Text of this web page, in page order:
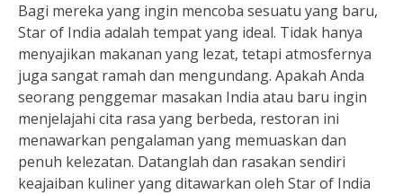
Bagi mereka yang ingin mencoba sesuatu yang baru,
Star of India adalah tempat yang ideal. Tidak hanya
menyajikan makanan yang lezat, tetapi atmosfernya
juga sangat ramah dan mengundang. Apakah Anda
seorang penggemar masakan India atau baru ingin
menjelajahi cita rasa yang berbeda, restoran ini
menawarkan pengalaman yang memuaskan dan
penuh kelezatan. Datanglah dan rasakan sendiri
keajaiban kuliner yang ditawarkan oleh Star of India